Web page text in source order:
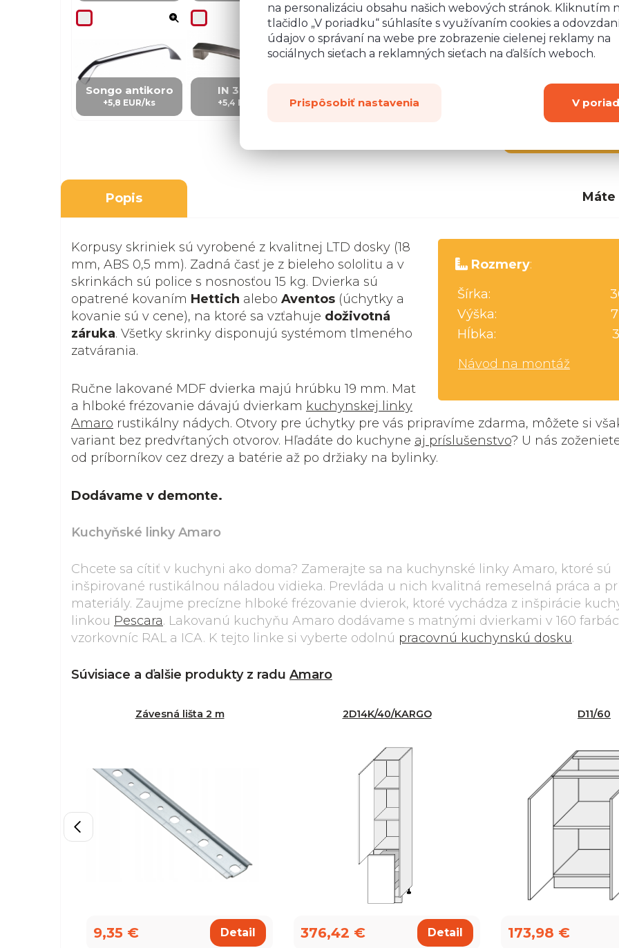
Songo antikoro
+5,8 EUR/ks
IN 3 – kov
+5,4 EUR/Ks
Popis
Rozmery:
Šírka:
Výška:
Hĺbka:
Návod na montáž
Korpusy skriniek sú vyrobené z kvalitnej LTD dosky (18
mm, ABS 0,5 mm). Zadná časť je z bieleho sololitu a v
skrinkách sú police s nosnosťou 15 kg. Dvierka sú
opatrené kovaním Hettich alebo Aventos (úchytky a
kovanie sú v cene), na ktoré sa vzťahuje doživotná
záruka. Všetky skrinky disponujú systémom tlmeného
zatvárania.
Ručne lakované MDF dvierka majú hrúbku 19 mm. Mat
a hlboké frézovanie dávajú dvierkam kuchynskej linky
Amaro rustikálny nádych. Otvory pre úchytky pre vás pripravíme zdarma, môžete si
variant bez predvŕtaných otvorov. Hľadáte do kuchyne aj príslušenstvo? U nás
od príborníkov cez drezy a batérie až po držiaky na bylinky.
Dodávame v demonte.
Kuchyňské linky Amaro
Chcete sa cítiť v kuchyni ako doma? Zamerajte sa na kuchynské linky Amaro, ktoré sú
inšpirované rustikálnou náladou vidieka. Prevláda u nich kvalitná remeselná práca a
materiály. Zaujme precízne hlboké frézovanie dvierok, ktoré vychádza z inšpirácie
linkou Pescara. Lakovanú kuchyňu Amaro dodávame s matnými dvierkami v 160
vzorkovníc RAL a ICA. K tejto linke si vyberte odolnú pracovnú kuchynskú dosku.
Súvisiace a ďalšie produkty z radu Amaro
Závesná lišta 2 m
9,35 € Detail
2D14K/40/KARGO
376,42 € Detail
D11/60
173,98 €
na personalizáciu obsahu našich webových stránok. Kliknutím
tlačidlo „V poriadku“ súhlasíte s využívaním cookies a
údajov o správaní na webe pre zobrazenie cielenej reklamy na
sociálnych sieťach a reklamných sieťach na ďalších weboch.
Prispôsobiť nastavenia V